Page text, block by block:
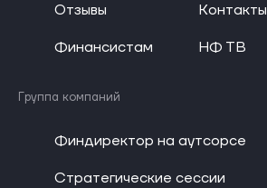
Отзывы
Финансистам
Контакты
НФ ТВ
Группа компаний
Финдиректор на аутсорсе
Стратегические сессии